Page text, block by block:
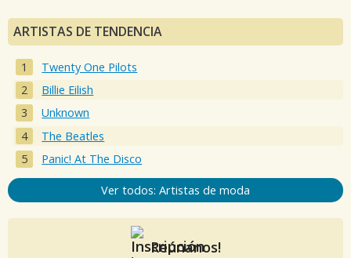
ARTISTAS DE TENDENCIA
Twenty One Pilots
Billie Eilish
Unknown
The Beatles
Panic! At The Disco
Ver todos: Artistas de moda
Reúnanos!